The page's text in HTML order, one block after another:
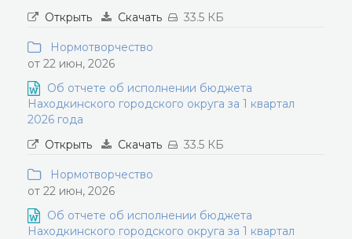
Открыть
Скачать 33.5 КБ
Нормотворчество
от 22 июн, 2026
Об отчете об исполнении бюджета
Находкинского городского округа за 1 квартал
2026 года
Открыть
Скачать 33.5 КБ
Нормотворчество
от 22 июн, 2026
Об отчете об исполнении бюджета
Находкинского городского округа за 1 квартал